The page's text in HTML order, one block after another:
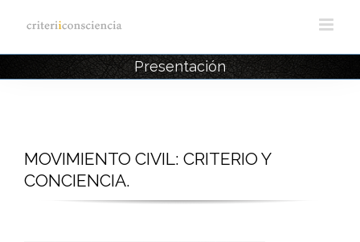
contenido
Presentación
MOVIMIENTO CIVIL: CRITERIO Y
CONCIENCIA.